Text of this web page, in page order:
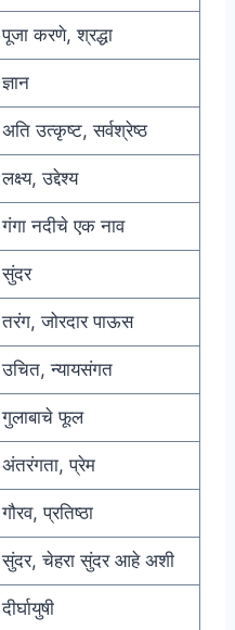
पूजा करणे, श्रद्धा
ज्ञान
अति उत्कृष्ट, सर्वश्रेष्ठ
लक्ष्य, उद्देश्य
गंगा नदीचे एक नाव
सुंदर
तरंग, जोरदार पाऊस
उचित, न्यायसंगत
गुलाबाचे फूल
अंतरंगता, प्रेम
गौरव, प्रतिष्ठा
सुंदर, चेहरा सुंदर आहे अशी
दीर्घायुषी